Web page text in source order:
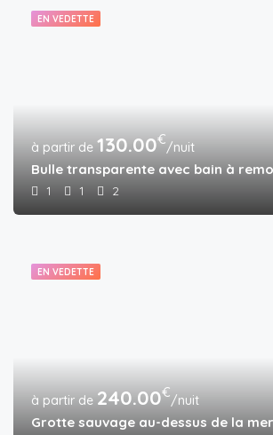
EN VEDETTE
130.00€/nuit
Bulle transparente avec bain à
1 1 2
EN VEDETTE
240.00€/nuit
Grotte sauvage au-dessus de la mer